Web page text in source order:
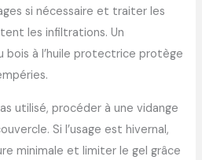
si nécessaire et traiter les
les infiltrations. Un
à l’huile protectrice protège
utilisé, procéder à une vidange
Si l’usage est hivernal,
minimale et limiter le gel grâce